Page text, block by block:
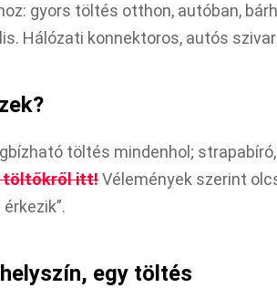
gyors töltés otthon, autóban,
Hálózati konnektoros, autós
töltés mindenhol;
töltőkről itt!Vélemények szerint
egy töltés